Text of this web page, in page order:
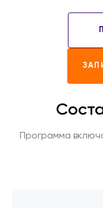
Программа